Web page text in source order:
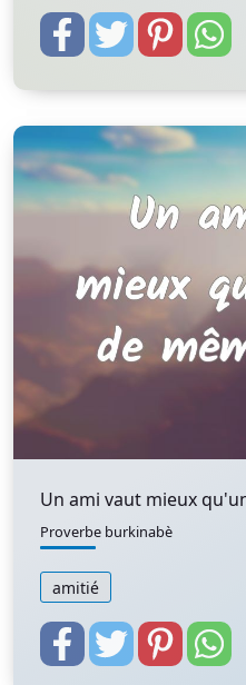
Un ami vaut mieux
Proverbe burkinabè
amitié